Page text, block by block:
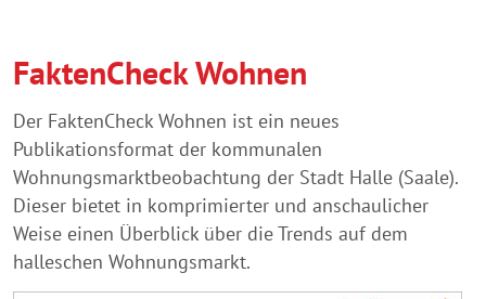
FaktenCheck Wohnen
Der FaktenCheck Wohnen ist ein neues
Publikationsformat der kommunalen
Wohnungsmarktbeobachtung der Stadt Halle (Saale).
Dieser bietet in komprimierter und anschaulicher
Weise einen Überblick über die Trends auf dem
halleschen Wohnungsmarkt.